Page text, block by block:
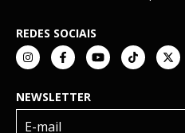
REDES SOCIAIS
NEWSLETTER